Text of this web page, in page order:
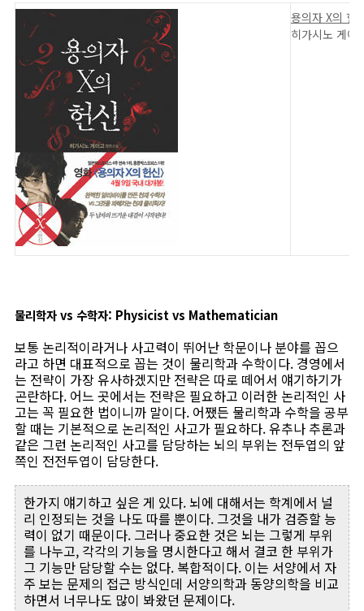
용의자 X의 헌
히가시노 게이
물리학자 vs 수학자: Physicist vs Mathematician
보통 논리적이라거나 사고력이 뛰어난 학문이나 분야를 꼽으
라고 하면 대표적으로 꼽는 것이 물리학과 수학이다. 경영에서
는 전략이 가장 유사하겠지만 전략은 따로 떼어서 얘기하기가
곤란하다. 어느 곳에서는 전략은 필요하고 이러한 논리적인 사
고는 꼭 필요한 법이니까 말이다. 어쨌든 물리학과 수학을 공부
할 때는 기본적으로 논리적인 사고가 필요하다. 유추나 추론과
같은 그런 논리적인 사고를 담당하는 뇌의 부위는 전두엽의 앞
쪽인 전전두엽이 담당한다.
한가지 얘기하고 싶은 게 있다. 뇌에 대해서는 학계에서 널
리 인정되는 것을 나도 따를 뿐이다. 그것을 내가 검증할 능
력이 없기 때문이다. 그러나 중요한 것은 뇌는 그렇게 부위
를 나누고, 각각의 기능을 명시한다고 해서 결코 한 부위가
그 기능만 담당할 수는 없다. 복합적이다. 이는 서양에서 자
주 보는 문제의 접근 방식인데 서양의학과 동양의학을 비교
하면서 너무나도 많이 봐왔던 문제이다.